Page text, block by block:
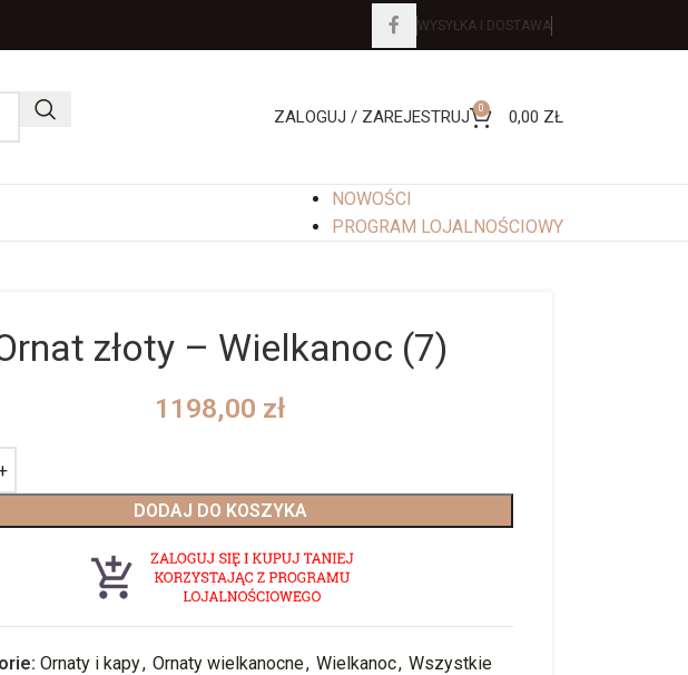
WYSYŁKA I DOSTAWA
ZALOGUJ / ZAREJESTRUJ 0 0,00 ZŁ
NOWOŚCI
PROGRAM LOJALNOŚCIOWY
złoty – Wielkanoc (7)
1198,00 zł
DODAJ DO KOSZYKA
Ornaty i kapy, Ornaty wielkanocne, Wielkanoc, Wszystkie